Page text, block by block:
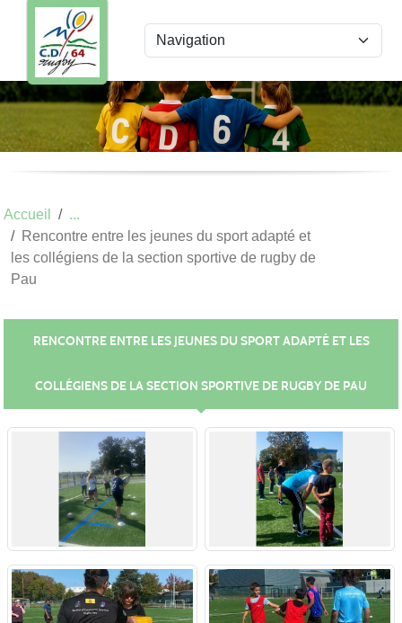
Accueil
Rencontre entre les jeunes du sport adapté et
les collégiens de la section sportive de rugby de
Pau
RENCONTRE ENTRE LES JEUNES DU SPORT ADAPTÉ ET LES
COLLÉGIENS DE LA SECTION SPORTIVE DE RUGBY DE PAU
Panneau de gestion des cookies